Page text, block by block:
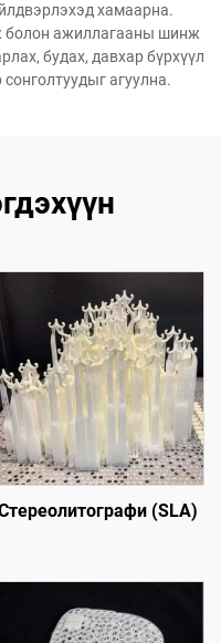
хамаарна.
болон ажиллагааны шинж
будах, давхар бүрхүүл
агуулна.
(SLA)